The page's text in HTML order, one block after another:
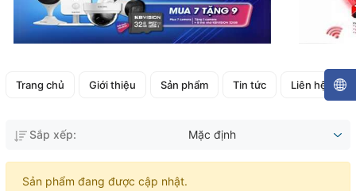
Trang chủ Giới thiệu Sản phẩm Tin tức Liên hệ
Sắp xếp: Mặc định
Sản phẩm đang được cập nhật.